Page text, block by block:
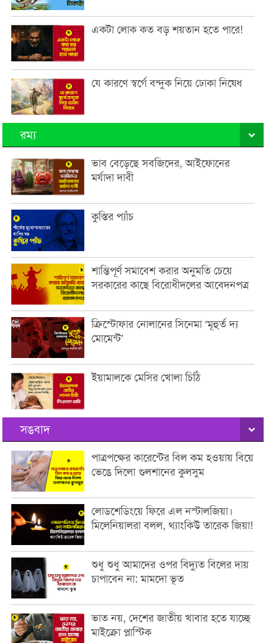
একটা লোক কত বড় শয়তান হতে পারে!
যে কারণে স্বর্গে বন্দুক নিয়ে ঢোকা নিষেধ
রম্য
ভাব বেড়েছে সবজিদের, আইফোনের
মর্যাদা দাবী
কুস্তির প্যাঁচ
শান্তিপূর্ণ সমাবেশ করার অনুমতি চেয়ে
সরকারের কাছে বিরোধীদলের আবেদনপত্র
ক্রিস্টোফার নোলানের সিনেমা ‘মূহুর্ত দ্য
মোমেন্ট’
ইয়ামালকে মেসির খোলা চিঠি
সঙবাদ
পাত্রপক্ষের কারেন্টের বিল কম হওয়ায় বিয়ে
ভেঙে দিলো গুলশানের কুলসুম
লোডশেডিংয়ে ফিরে এল নস্টালজিয়া।
মিলেনিয়ালরা বলল, থ্যাংকিউ তারেক জিয়া!
শুধু শুধু আমাদের ওপর বিদ্যুত বিলের দায়
চাপাবেন না: মামদো ভূত
ভাত নয়, দেশের জাতীয় খাবার হতে যাচ্ছে
মাইক্রো প্লাস্টিক